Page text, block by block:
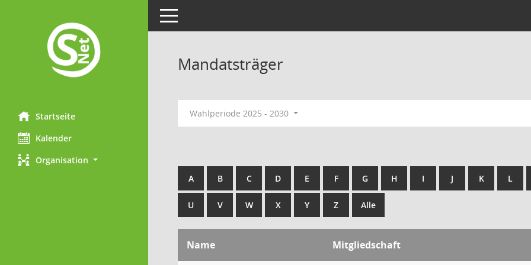
Startseite
Kalender
Organisation
Toggle navigation
Mandatsträger
Wahlperiode 2025 - 2030
A B C D E F G H I J K L
U V W X Y Z Alle
Name Mitgliedschaft